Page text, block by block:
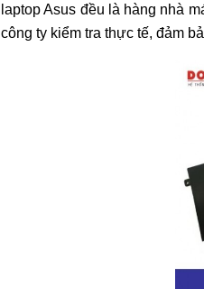
laptop Asus đều là hàng nhà
công ty kiểm tra thực tế, đảm